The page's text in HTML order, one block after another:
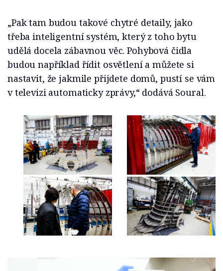
„Pak tam budou takové chytré detaily, jako
třeba inteligentní systém, který z toho bytu
udělá docela zábavnou věc. Pohybová čidla
budou například řídit osvětlení a můžete si
nastavit, že jakmile přijdete domů, pustí se vám
v televizi automaticky zprávy,“ dodává Soural.